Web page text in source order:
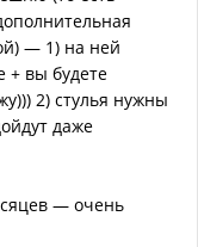
— 1) на ней
+ вы будете
2) стулья нужны
даже
— очень